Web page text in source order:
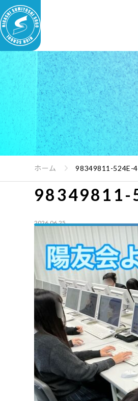
ホーム 98349811-524E-
98349811-
2026.06.25